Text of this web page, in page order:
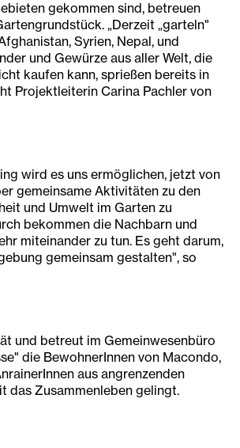
gekommen sind, betreuen
„Derzeit „garteln"
Syrien, Nepal, und
und Gewürze aus aller Welt, die
kaufen kann, sprießen bereits in
Projektleiterin Carina Pachler von
wird es uns ermöglichen, jetzt von
gemeinsame Aktivitäten zu den
und Umwelt im Garten zu
bekommen die Nachbarn und
miteinander zu tun. Es geht darum,
gemeinsam gestalten", so
und betreut im Gemeinwesenbüro
die BewohnerInnen von Macondo,
aus angrenzenden
das Zusammenleben gelingt.